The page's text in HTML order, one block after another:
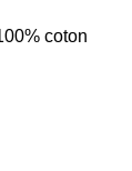
coton